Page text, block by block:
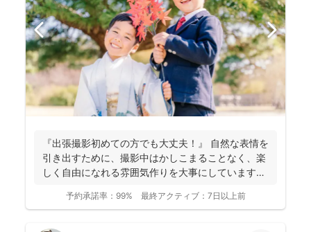
『出張撮影初めての方でも大丈夫！』 自然な表情を
引き出すために、撮影中はかしこまることなく、楽
しく自由になれる雰囲気作りを大事にしています＾
予約承諾率： 99% 最終アクティブ： 7日以上前